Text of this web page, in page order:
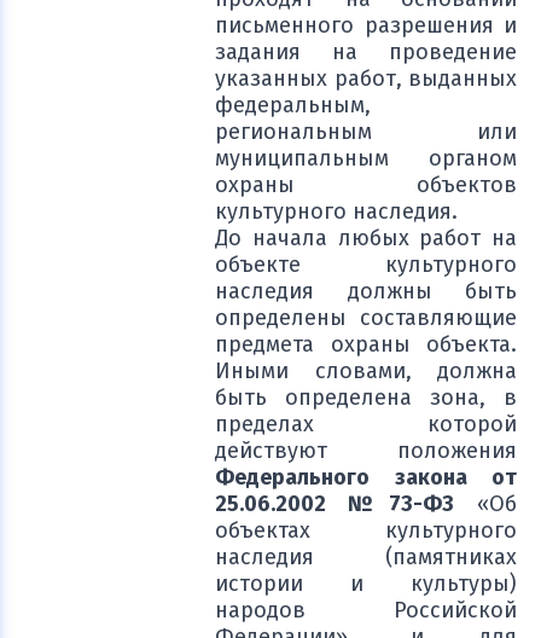
письменного разрешения и
задания на проведение
указанных работ, выданных
федеральным,
региональным или
муниципальным органом
охраны объектов
культурного наследия.
До начала любых работ на
объекте культурного
наследия должны быть
определены составляющие
предмета охраны объекта.
Иными словами, должна
быть определена зона, в
пределах которой
действуют положения
Федерального закона от
25.06.2002 №73-ФЗ «Об
объектах культурного
наследия (памятниках
истории и культуры)
народов Российской